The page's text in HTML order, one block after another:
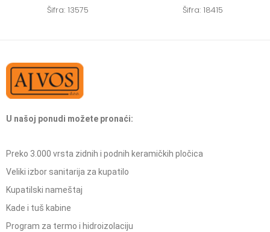
Šifra: 13575 Šifra: 18415
U našoj ponudi možete pronaći:
Preko 3.000 vrsta zidnih i podnih keramičkih pločica
Veliki izbor sanitarija za kupatilo
Kupatilski nameštaj
Kade i tuš kabine
Program za termo i hidroizolaciju